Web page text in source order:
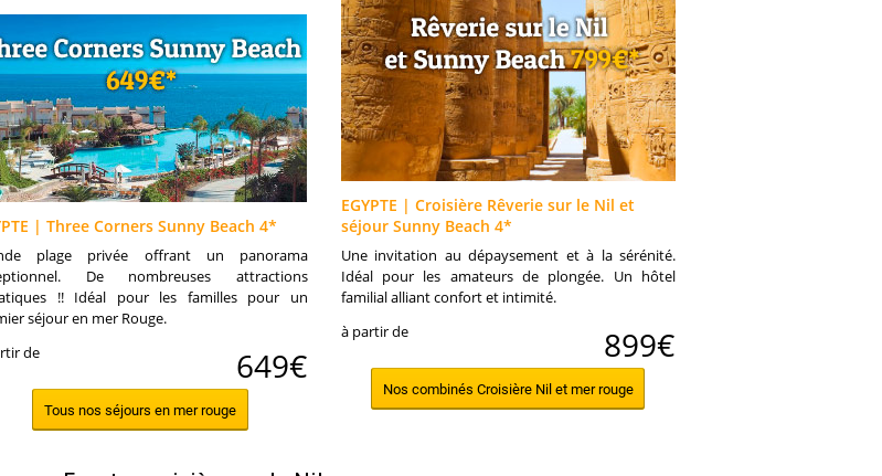
| Three Corners Sunny Beach 4*
plage privée offrant un panorama
De nombreuses attractions
!! Idéal pour les familles pour un
séjour en mer Rouge.
de
649€
Tous nos séjours en mer rouge
EGYPTE | Croisière Rêverie sur le Nil et
séjour Sunny Beach 4*
Une invitation au dépaysement et à la sérénité.
Idéal pour les amateurs de plongée. Un hôtel
familial alliant confort et intimité.
à partir de
899€
Nos combinés Croisière Nil et mer rouge